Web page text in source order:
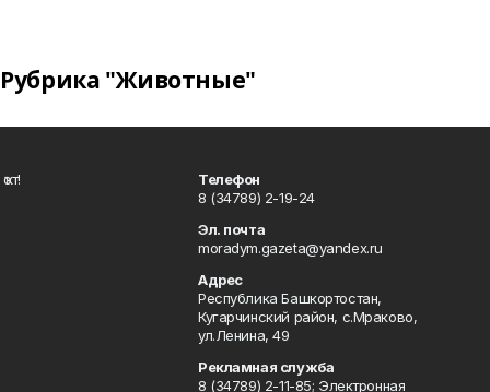
Рубрика "Животные"
Телефон
8 (34789) 2-19-24
Эл. почта
moradym.gazeta@yandex.ru
Адрес
Республика Башкортостан,
Кугарчинский район, с.Мраково,
ул.Ленина, 49
Рекламная служба
8 (34789) 2-11-85; Электронная